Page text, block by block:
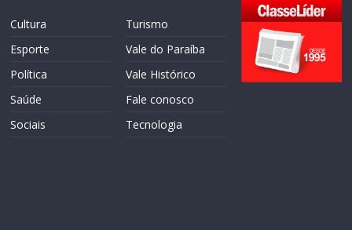
Cultura
Esporte
Política
Saúde
Sociais
Turismo
Vale do Paraíba
Vale Histórico
Fale conosco
Tecnologia